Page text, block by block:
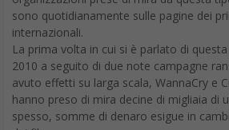
sono quotidianamente sulle pagine dei
internazionali.
La prima volta in cui si è parlato di
2010 a seguito di due note campagne
avuto effetti su larga scala, WannaCry e
hanno preso di mira decine di migliaia di
spesso, somme di denaro esigue in